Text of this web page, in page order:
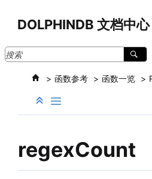
DOLPHINDB 文档中心
函数参考 函数一览
regexCount